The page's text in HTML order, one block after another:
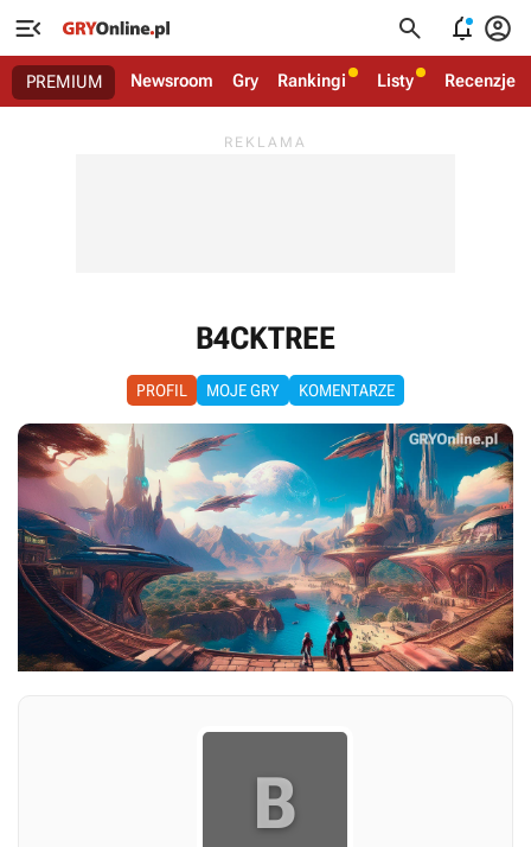
   
PREMIUM Newsroom Gry Rankingi Listy Recenzje
B4CKTREE
PROFIL MOJE GRY KOMENTARZE
B